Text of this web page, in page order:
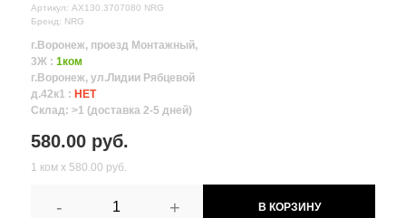
Артикул: АХ130.3707080 NRG
Бренд: NRG
г.Воронеж, проезд Монтажный,
3Ж : 1ком
г.Воронеж, ул.Лидии Рябцевой
д.42к1 : НЕТ
Склад: >1 (доставка 2-5 дней)
580.00 руб.
1 ком х 580.00 руб.
- + В КОРЗИНУ